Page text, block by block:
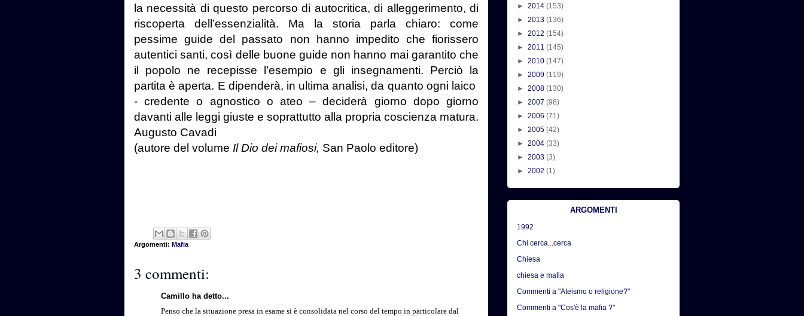
la necessità di questo percorso di autocritica, di alleggerimento, di
riscoperta dell’essenzialità. Ma la storia parla chiaro: come
pessime guide del passato non hanno impedito che fiorissero
autentici santi, così delle buone guide non hanno mai garantito che
il popolo ne recepisse l’esempio e gli insegnamenti. Perciò la
partita è aperta. E dipenderà, in ultima analisi, da quanto ogni laico
- credente o agnostico o ateo – deciderà giorno dopo giorno
davanti alle leggi giuste e soprattutto alla propria coscienza matura.
Augusto Cavadi
(autore del volume Il Dio dei mafiosi, San Paolo editore)
Argomenti: Mafia
3 commenti:
Camillo ha detto...
Penso che la situazione presa in esame si è consolidata nel corso del tempo in particolare dal
► 2014 (153)
► 2013 (136)
► 2012 (154)
► 2011 (145)
► 2010 (147)
► 2009 (119)
► 2008 (130)
► 2007 (98)
► 2006 (71)
► 2005 (42)
► 2004 (33)
► 2003 (3)
► 2002 (1)
ARGOMENTI
1992
Chi cerca...cerca
Chiesa
chiesa e mafia
Commenti a "Ateismo o religione?"
Commenti a "Cos'è la mafia ?"